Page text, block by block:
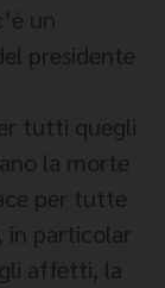
un
presidente
tutti quegli
la morte
per tutte
in particolar
affetti, la